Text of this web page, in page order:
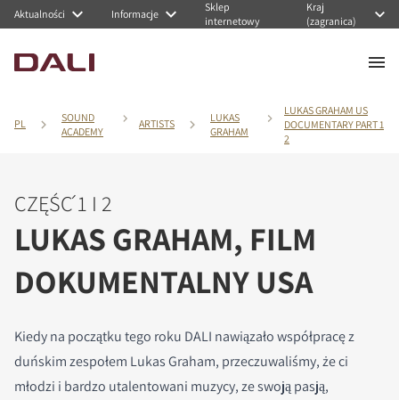
Aktualności Informacje
Sklep
internetowy
Kraj
(zagranica)
PL
SOUND
ACADEMY
ARTISTS
LUKAS
GRAHAM
LUKAS GRAHAM US
DOCUMENTARY PART 1
2
CZĘŚĆ 1 I 2
LUKAS GRAHAM, FILM
DOKUMENTALNY USA
Kiedy na początku tego roku DALI nawiązało współpracę z
duńskim zespołem Lukas Graham, przeczuwaliśmy, że ci
młodzi i bardzo utalentowani muzycy, ze swoją pasją,